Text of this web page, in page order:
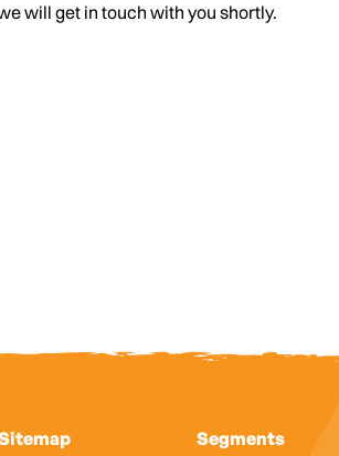
will get in touch with you shortly.
Segments